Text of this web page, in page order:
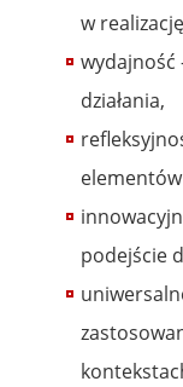
w
wydajność
działania,
podejście